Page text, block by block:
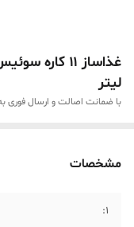
لیتر
با ضمانت اصالت و ارسال فوری
مشخصات
۱: